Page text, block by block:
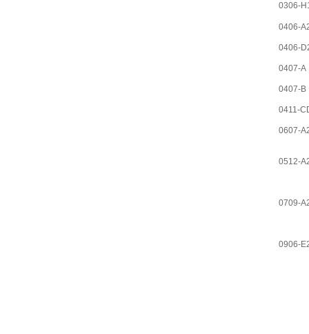
0306-
0406-
0406-
0407-A
0407-B
0411-
0607-
0512-
0709-
0906-